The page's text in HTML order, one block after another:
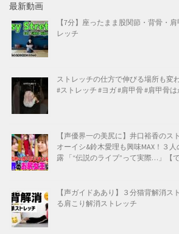
最新動画
【7分】座ったまま股関節・背骨・
レッチ
ストレッチの仕方で伸びる場所も変
#ストレッチ #ヨガ #肩甲骨 #肩甲骨は
【声優界一の美尻に】井口裕香のス
オーイシ&鈴木愛理も興味MAX！３
露 「“伝説のライブ”って実際…」【
【声ガイドああり】３分猫背解消ス
る肩こり解消ストレッチ